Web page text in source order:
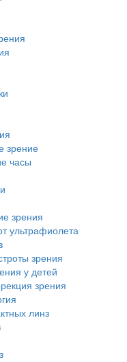
зрение
часы
зрения
ультрафиолета
зрения
у детей
зрения
линз